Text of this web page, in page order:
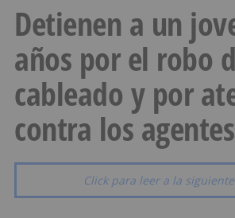
Detienen a un
años por el robo
cableado y por
contra los agentes
Click para leer a la